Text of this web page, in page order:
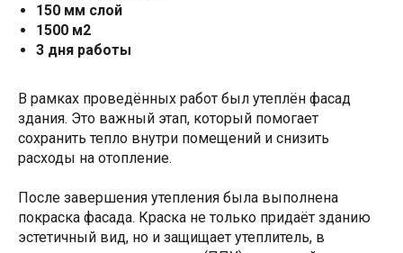
150 мм слой
1500 м2
3 дня работы
В рамках проведённых работ был утеплён фасад
здания. Это важный этап, который помогает
сохранить тепло внутри помещений и снизить
расходы на отопление.
После завершения утепления была выполнена
покраска фасада. Краска не только придаёт зданию
эстетичный вид, но и защищает утеплитель, в